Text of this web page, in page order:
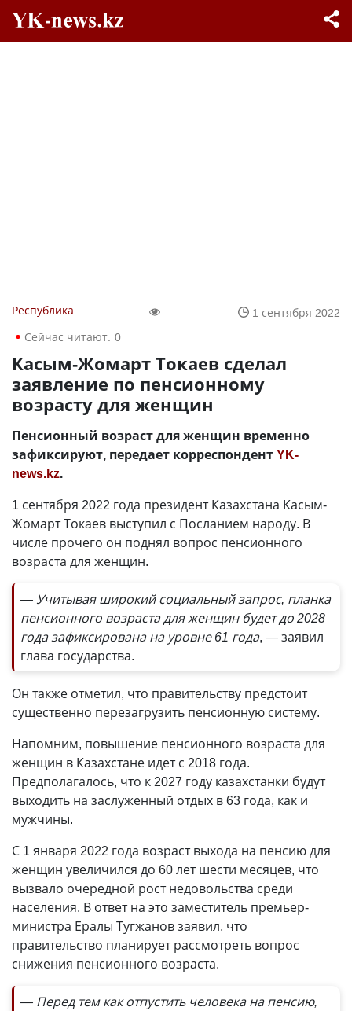
Республика
1 сентября 2022
Сейчас читают: 0
Касым-Жомарт Токаев сделал
заявление по пенсионному
возрасту для женщин
Пенсионный возраст для женщин временно
зафиксируют, передает корреспондентYK-
news.kz.
1 сентября 2022 года президент Казахстана Касым-
Жомарт Токаев выступил с Посланием народу. В
числе прочего он поднял вопрос пенсионного
возраста для женщин.
— Учитывая широкий социальный запрос, планка
пенсионного возраста для женщин будет до 2028
года зафиксирована на уровне 61 года, — заявил
глава государства.
Он также отметил, что правительству предстоит
существенно перезагрузить пенсионную систему.
Напомним, повышение пенсионного возраста для
женщин в Казахстане идет с 2018 года.
Предполагалось, что к 2027 году казахстанки будут
выходить на заслуженный отдых в 63 года, как и
мужчины.
С 1 января 2022 года возраст выхода на пенсию для
женщин увеличился до 60 лет шести месяцев, что
вызвало очередной рост недовольства среди
населения. В ответ на это заместитель премьер-
министра Ералы Тугжанов заявил, что
правительство планирует рассмотреть вопрос
снижения пенсионного возраста.
— Перед тем как отпустить человека на пенсию,